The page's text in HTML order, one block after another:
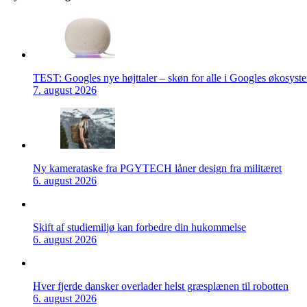
TEST: Googles nye højttaler – skøn for alle i Googles
7. august 2026
Ny kamerataske fra PGYTECH låner design fra militæret
6. august 2026
Skift af studiemiljø kan forbedre din hukommelse
6. august 2026
Hver fjerde dansker overlader helst græsplænen til robotten
6. august 2026